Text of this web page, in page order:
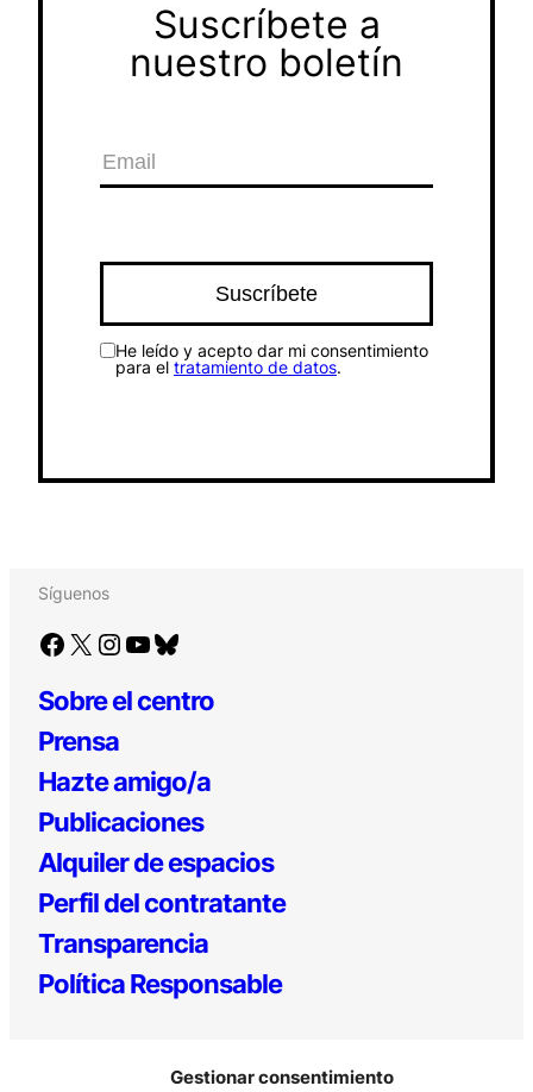
Gestionar consentimiento
Suscríbete a
nuestro boletín
He leído y acepto dar mi consentimiento
para el tratamiento de datos.
Síguenos
Facebook X Instagram YouTube Bluesky
Sobre el centro
Prensa
Hazte amigo/a
Publicaciones
Alquiler de espacios
Perfil del contratante
Transparencia
Política Responsable